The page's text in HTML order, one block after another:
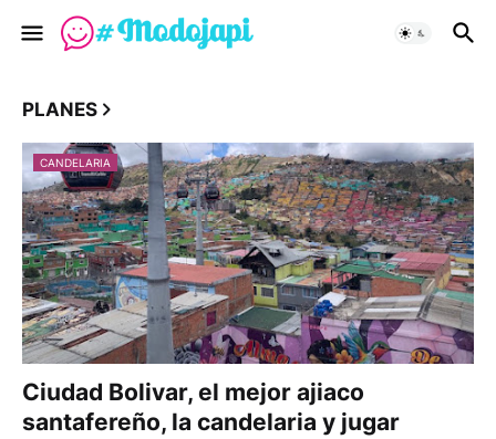
PLANES
CANDELARIA
Ciudad Bolivar, el mejor ajiaco
santafereño, la candelaria y jugar